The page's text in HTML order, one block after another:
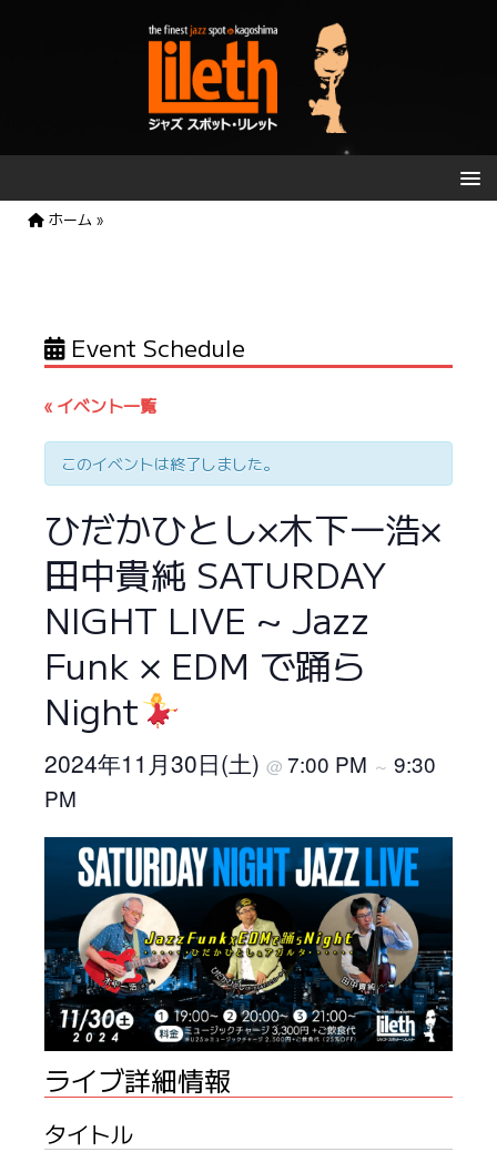
ホーム »
Event Schedule
« イベント一覧
このイベントは終了しました。
ひだかひとし×木下一浩×
田中貴純 SATURDAY
NIGHT LIVE ~ Jazz
Funk × EDM で踊ら
Night
2024年11月30日(土) @ 7:00 PM ～ 9:30
PM
ライブ詳細情報
タイトル